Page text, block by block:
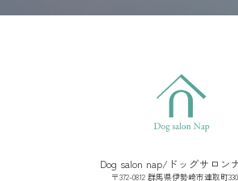
Dog salon nap/ドッグサロン
〒372-0812 群馬県伊勢崎市連取町